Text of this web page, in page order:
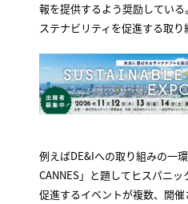
報を提供するよう奨励してい
ステナビリティを促進する取り
例えばDE&Iへの取り組みの一
CANNES」と題してヒスパニ
促進するイベントが複数、開催